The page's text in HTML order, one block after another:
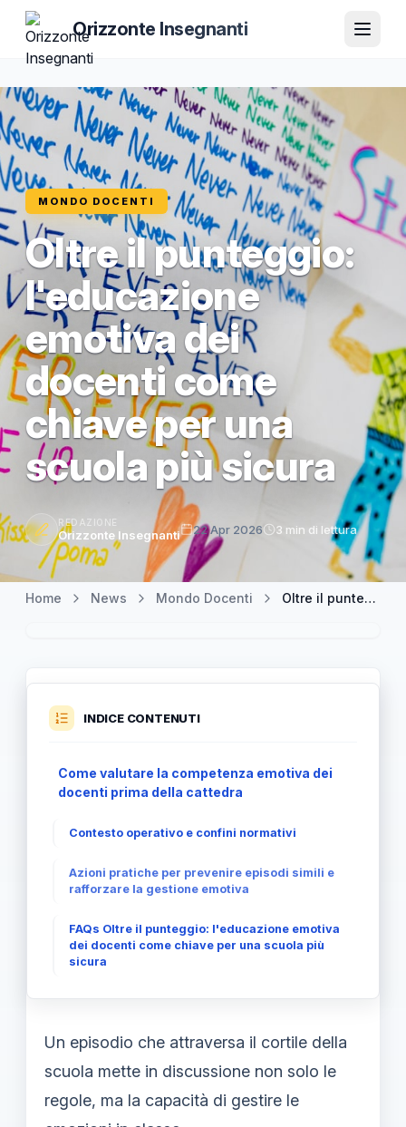
Orizzonte Insegnanti
MONDO DOCENTI
Oltre il punteggio:
l'educazione
emotiva dei
docenti come
chiave per una
scuola più sicura
REDAZIONE
Orizzonte Insegnanti 22 Apr 2026 3 min di lettura
Home News Mondo Docenti Oltre il punteggio: l'educazione emotiva dei docenti come chiave per una scuola più sicura
INDICE CONTENUTI
Come valutare la competenza emotiva dei
docenti prima della cattedra
Contesto operativo e confini normativi
Azioni pratiche per prevenire episodi simili e
rafforzare la gestione emotiva
FAQs Oltre il punteggio: l'educazione emotiva
dei docenti come chiave per una scuola più
sicura
Un episodio che attraversa il cortile della
scuola mette in discussione non solo le
regole, ma la capacità di gestire le